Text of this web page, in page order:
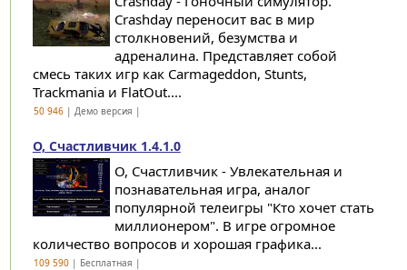
Crashday переносит вас в мир
столкновений, безумства и
адреналина. Представляет собой
смесь таких игр как Carmageddon, Stunts,
Trackmania и FlatOut....
50 946| Демо версия |
О, Счастливчик 1.4.1.0
О, Счастливчик - Увлекательная и
познавательная игра, аналог
популярной телеигры "Кто хочет стать
миллионером". В игре огромное
количество вопросов и хорошая графика...
109 590| Бесплатная |